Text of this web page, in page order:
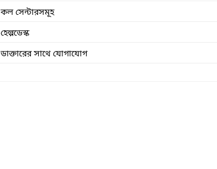
কল সেন্টারসমূহ
হেল্পডেস্ক
ডাক্তারের সাথে যোগাযোগ